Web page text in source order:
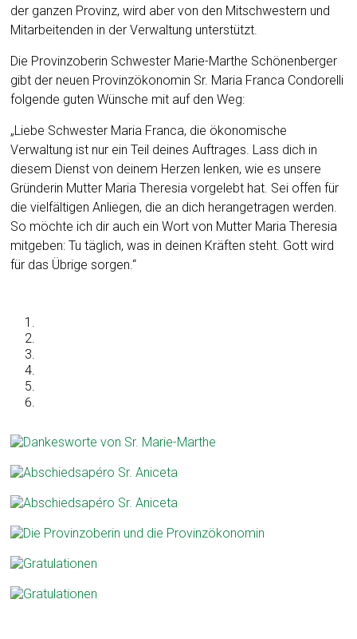
der ganzen Provinz, wird aber von den Mitschwestern und
Mitarbeitenden in der Verwaltung unterstützt.
Die Provinzoberin Schwester Marie-Marthe Schönenberger
gibt der neuen Provinzökonomin Sr. Maria Franca Condorelli
folgende guten Wünsche mit auf den Weg:
„Liebe Schwester Maria Franca, die ökonomische
Verwaltung ist nur ein Teil deines Auftrages. Lass dich in
diesem Dienst von deinem Herzen lenken, wie es unsere
Gründerin Mutter Maria Theresia vorgelebt hat. Sei offen für
die vielfältigen Anliegen, die an dich herangetragen werden.
So möchte ich dir auch ein Wort von Mutter Maria Theresia
mitgeben: Tu täglich, was in deinen Kräften steht. Gott wird
für das Übrige sorgen.“